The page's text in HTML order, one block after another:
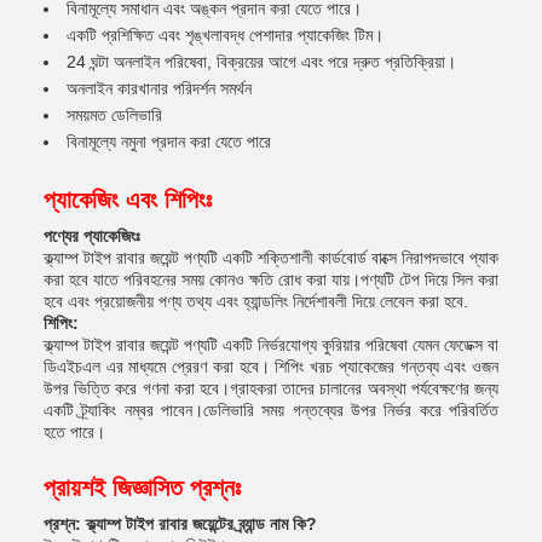
বিনামূল্যে সমাধান এবং অঙ্কন প্রদান করা যেতে পারে।
একটি প্রশিক্ষিত এবং শৃঙ্খলাবদ্ধ পেশাদার প্যাকেজিং টিম।
24 ঘন্টা অনলাইন পরিষেবা, বিক্রয়ের আগে এবং পরে দ্রুত প্রতিক্রিয়া।
অনলাইন কারখানার পরিদর্শন সমর্থন
সময়মত ডেলিভারি
বিনামূল্যে নমুনা প্রদান করা যেতে পারে
প্যাকেজিং এবং শিপিংঃ
পণ্যের প্যাকেজিংঃ
ক্ল্যাম্প টাইপ রাবার জয়েন্ট পণ্যটি একটি শক্তিশালী কার্ডবোর্ড বাক্সে নিরাপদভাবে প্যাক
করা হবে যাতে পরিবহনের সময় কোনও ক্ষতি রোধ করা যায়।পণ্যটি টেপ দিয়ে সিল করা
হবে এবং প্রয়োজনীয় পণ্য তথ্য এবং হ্যান্ডলিং নির্দেশাবলী দিয়ে লেবেল করা হবে.
শিপিং:
ক্ল্যাম্প টাইপ রাবার জয়েন্ট পণ্যটি একটি নির্ভরযোগ্য কুরিয়ার পরিষেবা যেমন ফেডেক্স বা
ডিএইচএল এর মাধ্যমে প্রেরণ করা হবে। শিপিং খরচ প্যাকেজের গন্তব্য এবং ওজন
উপর ভিত্তি করে গণনা করা হবে।গ্রাহকরা তাদের চালানের অবস্থা পর্যবেক্ষণের জন্য
একটি ট্র্যাকিং নম্বর পাবেন।ডেলিভারি সময় গন্তব্যের উপর নির্ভর করে পরিবর্তিত
হতে পারে।
প্রায়শই জিজ্ঞাসিত প্রশ্নঃ
প্রশ্ন: ক্ল্যাম্প টাইপ রাবার জয়েন্টের ব্র্যান্ড নাম কি?